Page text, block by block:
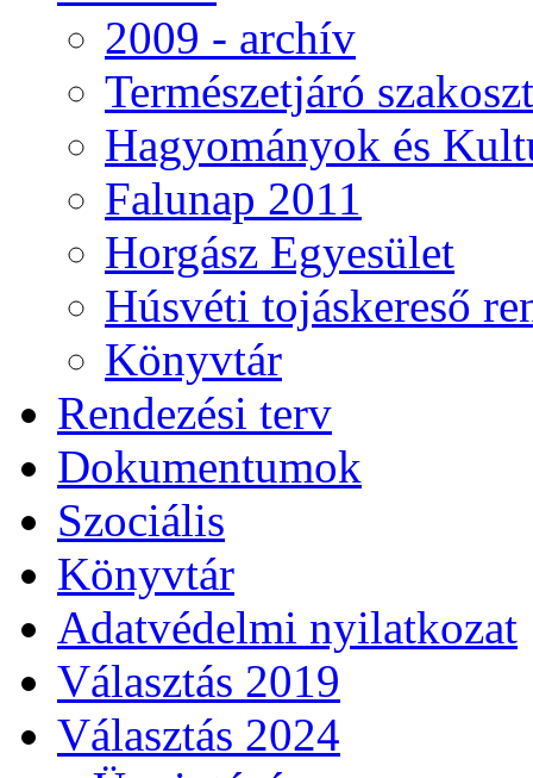
2009 - archív
Természetjáró
Hagyományok és
Falunap 2011
Horgász Egyesület
Húsvéti tojáskereső
Könyvtár
Rendezési terv
Dokumentumok
Szociális
Könyvtár
Adatvédelmi nyilatkozat
Választás 2019
Választás 2024